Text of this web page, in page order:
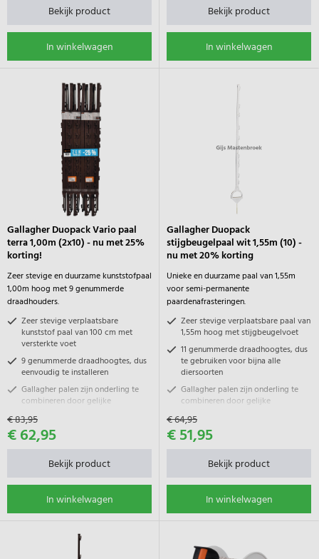
Bekijk product
In winkelwagen
Bekijk product
In winkelwagen
Gallagher Duopack Vario paal
terra 1,00m (2x10) - nu met 25%
korting!
Zeer stevige en duurzame kunststofpaal
1,00m hoog met 9 genummerde
draadhouders.
Zeer stevige verplaatsbare
kunststof paal van 100 cm met
versterkte voet
9 genummerde draadhoogtes, dus
eenvoudig te installeren
Gallagher palen zijn onderling te
combineren door gelijke
draadhoogtes
€ 83,95
€ 62,95
Bekijk product
In winkelwagen
Gallagher Duopack
stijgbeugelpaal wit 1,55m (10) -
nu met 20% korting
Unieke en duurzame paal van 1,55m
voor semi-permanente
paardenafrasteringen.
Zeer stevige verplaatsbare paal van
1,55m hoog met stijgbeugelvoet
11 genummerde draadhoogtes, dus
te gebruiken voor bijna alle
diersoorten
Gallagher palen zijn onderling te
combineren door gelijke
draadhoogtes
€ 64,95
€ 51,95
Bekijk product
In winkelwagen